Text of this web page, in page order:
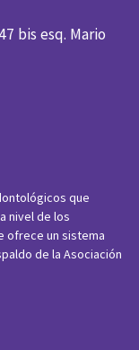
bis esq. Mario
que
nivel de los
ofrece un sistema
de la Asociación